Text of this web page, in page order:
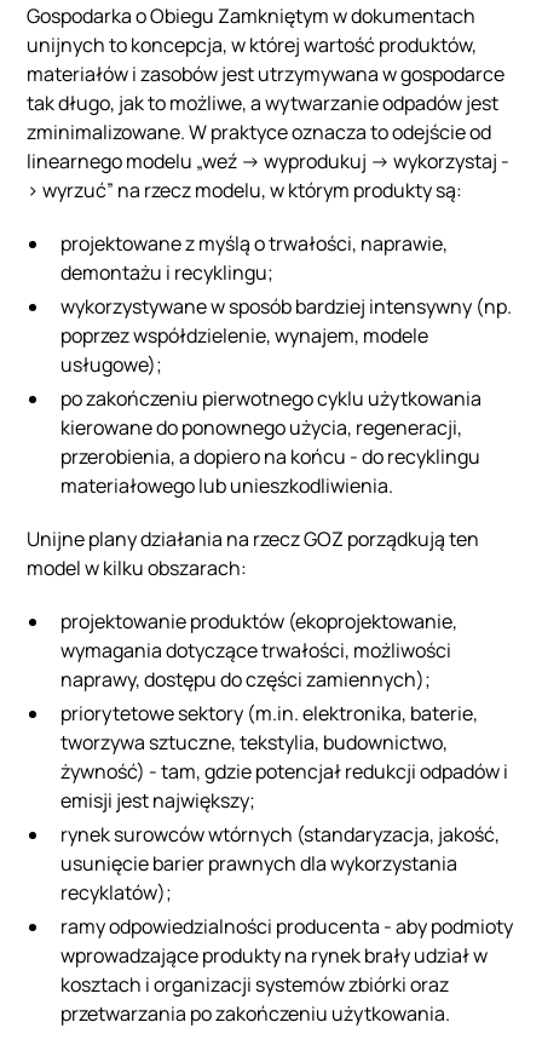
Gospodarka o Obiegu Zamkniętym w dokumentach
unijnych to koncepcja, w której wartość produktów,
materiałów i zasobów jest utrzymywana w gospodarce
tak długo, jak to możliwe, a wytwarzanie odpadów jest
zminimalizowane. W praktyce oznacza to odejście od
linearnego modelu „weź -> wyprodukuj -> wykorzystaj -
> wyrzuć” na rzecz modelu, w którym produkty są:
projektowane z myślą o trwałości, naprawie,
demontażu i recyklingu;
wykorzystywane w sposób bardziej intensywny (np.
poprzez współdzielenie, wynajem, modele
usługowe);
po zakończeniu pierwotnego cyklu użytkowania
kierowane do ponownego użycia, regeneracji,
przerobienia, a dopiero na końcu - do recyklingu
materiałowego lub unieszkodliwienia.
Unijne plany działania na rzecz GOZ porządkują ten
model w kilku obszarach:
projektowanie produktów (ekoprojektowanie,
wymagania dotyczące trwałości, możliwości
naprawy, dostępu do części zamiennych);
priorytetowe sektory (m.in. elektronika, baterie,
tworzywa sztuczne, tekstylia, budownictwo,
żywność) - tam, gdzie potencjał redukcji odpadów i
emisji jest największy;
rynek surowców wtórnych (standaryzacja, jakość,
usunięcie barier prawnych dla wykorzystania
recyklatów);
ramy odpowiedzialności producenta - aby podmioty
wprowadzające produkty na rynek brały udział w
kosztach i organizacji systemów zbiórki oraz
przetwarzania po zakończeniu użytkowania.